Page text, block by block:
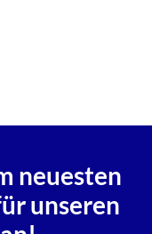
neuesten
unseren